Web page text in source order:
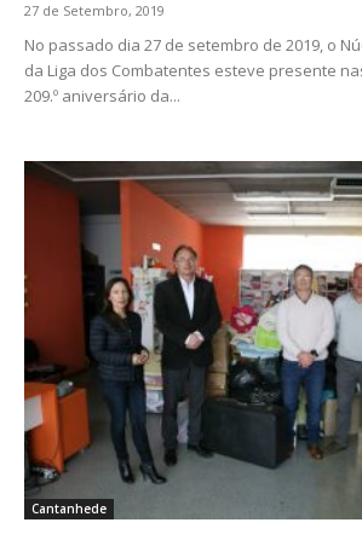
27 de Setembro, 2019
No passado dia 27 de setembro de 2019, o
da Liga dos Combatentes esteve presente
209.º aniversário da...
Cantanhede